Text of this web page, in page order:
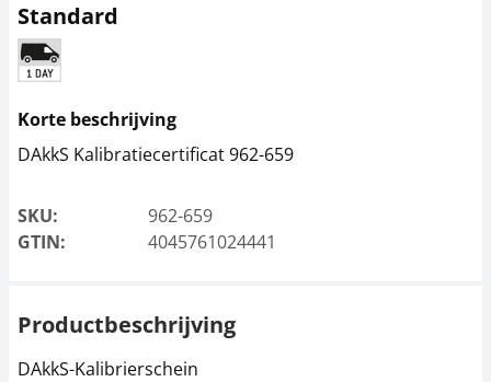
Standard
Korte beschrijving
DAkkS Kalibratiecertificat 962-659
SKU:
962-659
GTIN:
4045761024441
Productbeschrijving
DAkkS-Kalibrierschein